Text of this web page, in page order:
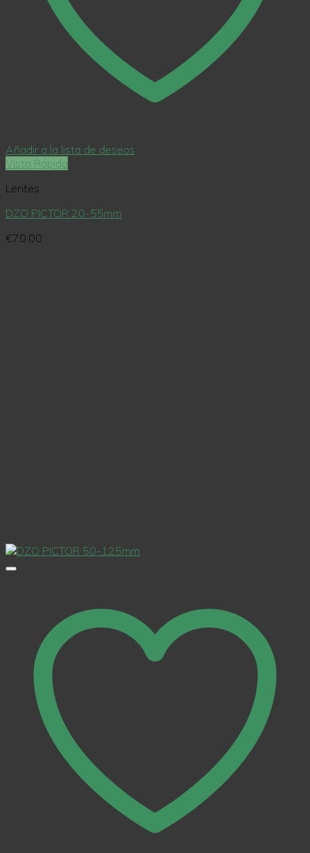
Añadir a la lista de deseos
Vista Rápida
Lentes
DZO PICTOR 20-55mm
€70.00